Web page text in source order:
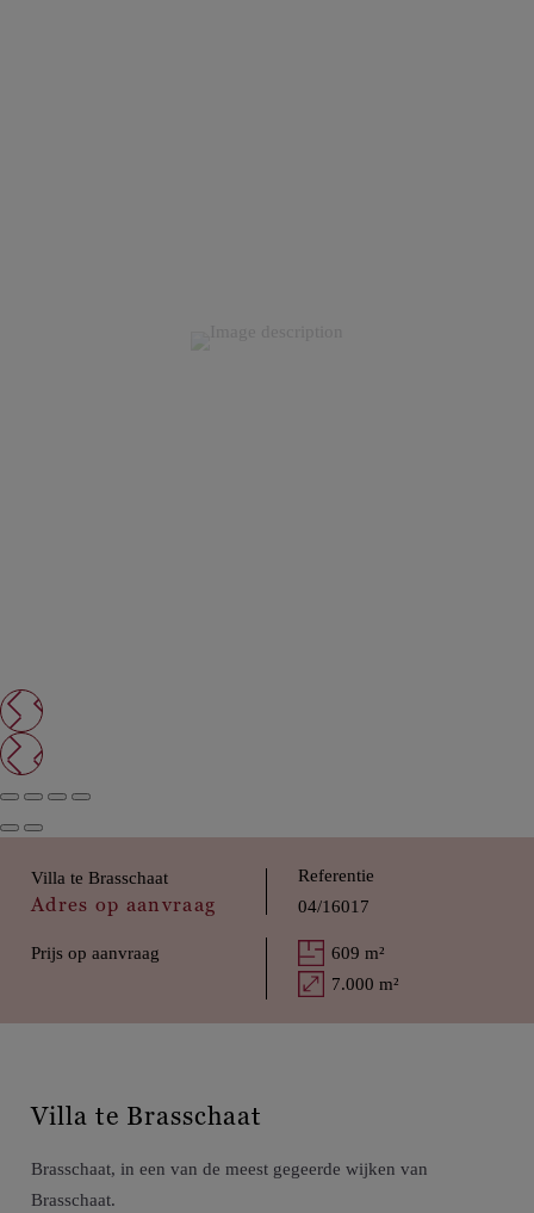
Villa te Brasschaat
Adres op aanvraag
Referentie
04/16017
Prijs op aanvraag
609 m²
7.000 m²
Villa te Brasschaat
Brasschaat, in een van de meest gegeerde wijken van
Brasschaat.